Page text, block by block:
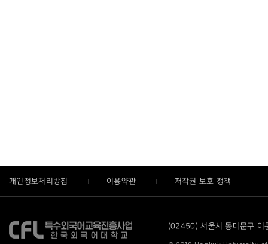
개인정보처리방침 이용약관 저작권 보호 정책
(02450) 서울시 동대문구